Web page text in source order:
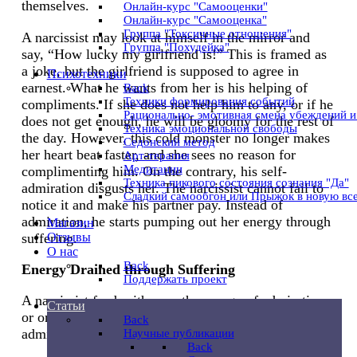
Онлайн-курс "Cамооценки"
Онлайн-курс "Cамооценка"
Группа "Токсичные отношения"
Группа "Похудейка"
Психотехники
Back
Техники формирования событий
Рационально- эмотивная смена убеждений
Техника эмоциональной свободы
Седонский метод
Арт-терапия
Медитации
Техника пикового состояния сознания "Да"
Сладкий самообгон или Прыжок в новую
Магазин
Отзывы
O нас
Back
Поддержать проект
Статьи
Back
Научные публикации
Back
themselves.
A narcissist may look at himself in the mirror and
say, “How lucky my girlfriend is!” This is framed as
a joke, but the girlfriend is supposed to agree in
earnest. What he wants from her is his helping of
compliments. If she does not help him to any, or if he
does not get enough, he will be gloomy for the rest of
the day. However, this cold monster no longer makes
her heart beat faster, and she sees no reason for
complimenting him. On the contrary, his self-
admiration disgusts her. The narcissist cannot fail to
notice it and make his partner pay. Instead of
admiration, he starts pumping out her energy through
suffering.
Energy Drained through Suffering
A narcissist feeds either on the energy of admiration
or on that of suffering. If you do not give them any
admiration, it is the suffering for you.